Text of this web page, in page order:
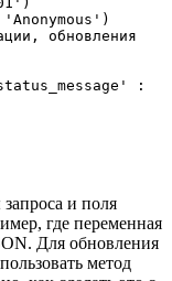
и поля
где переменная
Для обновления
метод